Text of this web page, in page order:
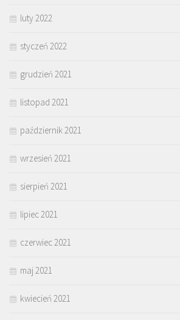
luty 2022
styczeń 2022
grudzień 2021
listopad 2021
październik 2021
wrzesień 2021
sierpień 2021
lipiec 2021
czerwiec 2021
maj 2021
kwiecień 2021